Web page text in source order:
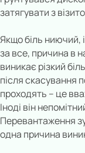
затягувати з
Якщо біль ниючий,
за все, причина в
виникає різкий
після скасування
проходять – це
Іноді він
Перевантаження
одна причина